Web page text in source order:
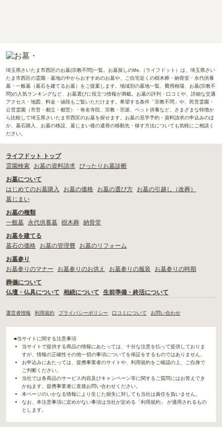
埼玉県さいたま市西区のお墓(宗教不問)一覧。お墓探しのlife.（ライフドット）は、埼玉県さい
たま市西区の霊園・墓地の中からおすすめのお墓や、ご自宅近くの樹木葬・納骨堂・永代供養
墓・一般墓（墓石を建てるお墓）をご提案します。地域別の墓地一覧、費用相場、お墓(宗教不
問)の人気ランキングなど、お墓選びに役立つ情報が満載。お墓の評判・口コミや、詳細な交通
アクセス・地図、料金・値段もご覧いただけます。希望する条件「宗教不問」や、民営霊園・
公営霊園（市営・都立・都営）・有名寺院、宗教・宗派、ペット供養など、さまざまな特徴か
ら比較して埼玉県さいたま市西区のお墓を探せます。お墓の見学予約・資料請求の申込みのほ
か、墓石購入、お墓の移設、墓じまい後の遺骨の移動先・移す方法についても気軽にご相談く
ださい。
ライフドット トップ
霊園検索
お墓の資料請求 ぴったりお墓診断
お墓について
はじめてのお墓購入
お墓の価格 お墓の選び方
お墓の引越し（改葬）
墓じまい
お墓の種類
一般墓
永代供養墓 樹木葬 納骨堂
お墓を建てる
墓石の価格
お墓の管理費
お墓のリフォーム
お墓参り
お墓参りのマナー
お墓参りのお供え お墓参りの服装
お墓参りの時期
葬儀について
仏壇・仏具について
相続について 生前準備・終活について
運営者情報 利用規約 プライバシーポリシー 口コミについて お問い合わせ
■当サイトに関する注意事項
当サイトで提供する商品の情報にあたっては、十分な注意を払って提供しておりま
すが、情報の正確性その他一切の事項についてを保証をするものではありません。
お申込みにあたっては、提携事業者のサイトや、利用規約をご確認の上、ご自身で
ご判断ください。
当社では各商品のサービス内容及びキャンペーン等に関するご質問にはお答えでき
かねます。提携事業者に直接お問い合わせください。
本ページのいかなる情報により生じた損失に対しても当社は責任を負いません。
なお、本注意事項に定めがない事項は当社が定める「利用規約」 が適用されるもの
とします。